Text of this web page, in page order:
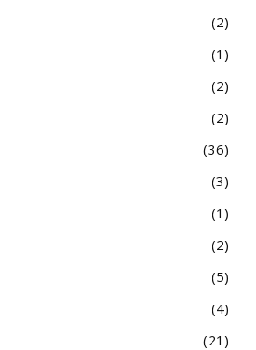
2
1
2
2
36
3
1
2
5
4
21